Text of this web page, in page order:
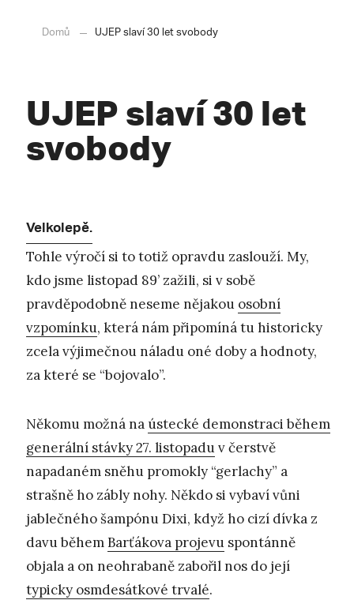
Domů UJEP slaví 30 let svobody
UJEP slaví 30 let
svobody
Velkolepě.
Tohle výročí si to totiž opravdu zaslouží. My,
kdo jsme listopad 89’ zažili, si v sobě
pravděpodobně neseme nějakou osobní
vzpomínku, která nám připomíná tu historicky
zcela výjimečnou náladu oné doby a hodnoty,
za které se “bojovalo”.
Někomu možná na ústecké demonstraci během
generální stávky 27. listopaduv čerstvě
napadaném sněhu promokly “gerlachy” a
strašně ho zábly nohy. Někdo si vybaví vůni
jablečného šampónu Dixi, když ho cizí dívka z
davu běhemBarťákova projevu spontánně
objala a on neohrabaně zabořil nos do její
typicky osmdesátkové trvalé.